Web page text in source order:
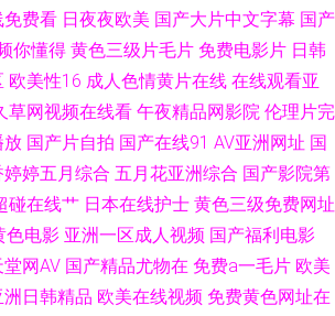
妻精品福利 先锋亚洲AV 91豆花社区 91伊人网络 丁
理论在线中文 91福利国产在线播放 www色502com
射视频 黑人性爱网站 欧美色图p 五月天社区 91秀
源 视频91 91看片网址 www阴桃色色 黑人性爱网站
视频 91视频福利版 免费激情三级网站 91n在线观看
亚洲性图 无码永久免费 91发布页 91宅男在线视频
免费看 日夜夜欧美 国产大片中文字幕 国产
你懂得 黄色三级片毛片 免费电影片 日韩
欧美性16 成人色情黄片在线 在线观看亚
草网视频在线看 午夜精品网影院 伦理片完
放 国产片自拍 国产在线91 AV亚洲网址 国
婷婷五月综合 五月花亚洲综合 国产影院第
碰在线艹 日本在线护士 黄色三级免费网址
色电影 亚洲一区成人视频 国产福利电影
网AV 国产精品尤物在 免费a一毛片 欧美
日韩精品 欧美在线视频 免费黄色网址在